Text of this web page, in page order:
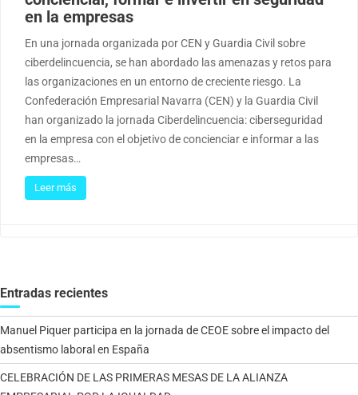
en la empresas
En una jornada organizada por CEN y Guardia Civil sobre
ciberdelincuencia, se han abordado las amenazas y retos para
las organizaciones en un entorno de creciente riesgo. La
Confederación Empresarial Navarra (CEN) y la Guardia Civil
han organizado la jornada Ciberdelincuencia: ciberseguridad
en la empresa con el objetivo de concienciar e informar a las
empresas…
Leer más
Entradas recientes
Manuel Piquer participa en la jornada de CEOE sobre el impacto del
absentismo laboral en España
CELEBRACIÓN DE LAS PRIMERAS MESAS DE LA ALIANZA